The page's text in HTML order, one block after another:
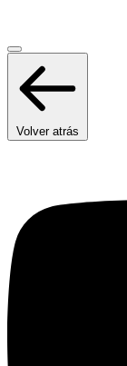
Volver atrás